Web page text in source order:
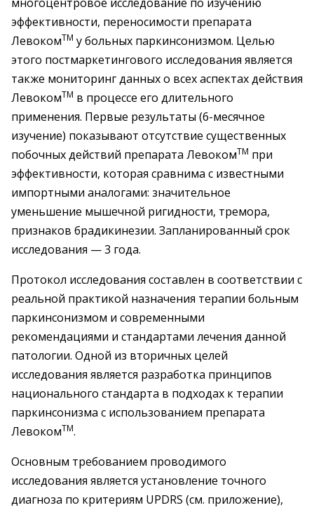
эффективности, переносимости препарата
ЛевокомTM у больных паркинсонизмом. Целью
этого постмаркетингового исследования является
также мониторинг данных о всех аспектах действия
ЛевокомTM в процессе его длительного
применения. Первые результаты (6-месячное
изучение) показывают отсутствие существенных
побочных действий препарата ЛевокомTM при
эффективности, которая сравнима с известными
импортными аналогами: значительное
уменьшение мышечной ригидности, тремора,
признаков брадикинезии. Запланированный срок
исследования — 3 года.
Протокол исследования составлен в соответствии с
реальной практикой назначения терапии больным
паркинсонизмом и современными
рекомендациями и стандартами лечения данной
патологии. Одной из вторичных целей
исследования является разработка принципов
национального стандарта в подходах к терапии
паркинсонизма с использованием препарата
ЛевокомTM.
Основным требованием проводимого
исследования является установление точного
диагноза по критериям UPDRS (см. приложение),